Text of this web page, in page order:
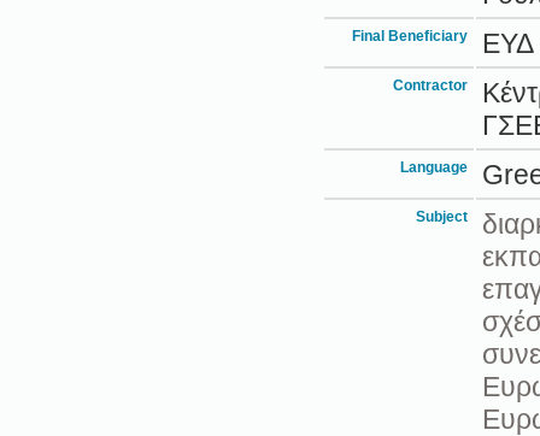
Final Beneficiary
Contractor
Language
Subject